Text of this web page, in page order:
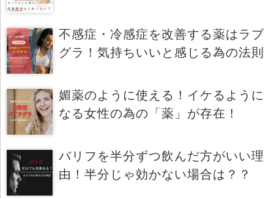
不感症・冷感症を改善する薬はラブ
グラ！気持ちいいと感じる為の法則
媚薬のように使える！イケるように
なる女性の為の「薬」が存在！
バリフを半分ずつ飲んだ方がいい理
由！半分じゃ効かない場合は？？